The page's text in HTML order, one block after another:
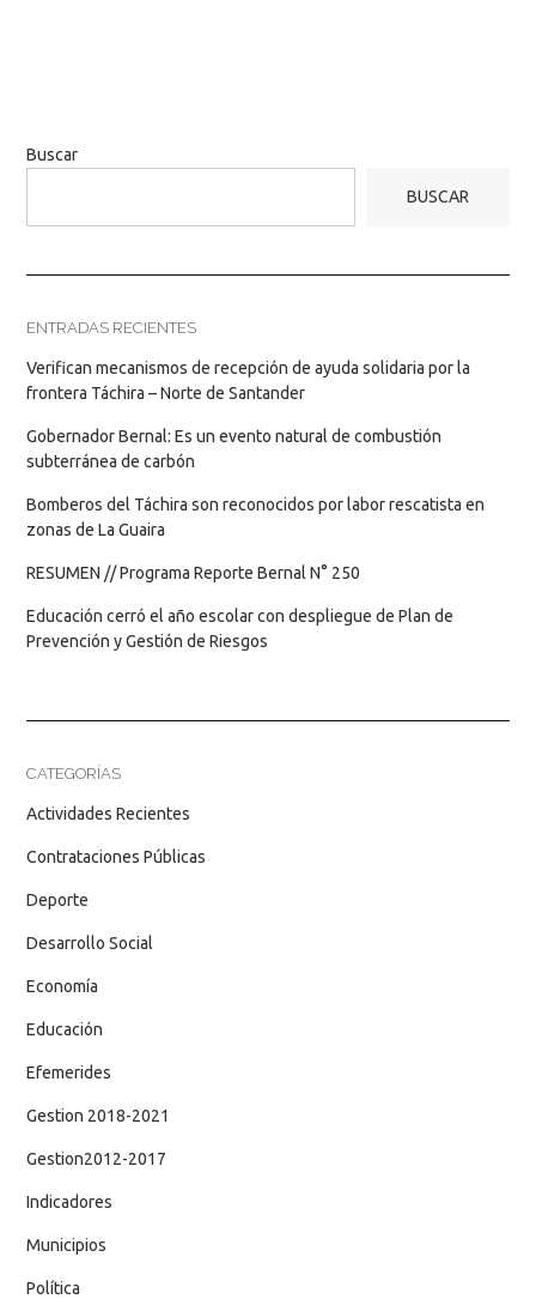
Buscar
BUSCAR
ENTRADAS RECIENTES
Verifican mecanismos de recepción de ayuda solidaria por la
frontera Táchira – Norte de Santander
Gobernador Bernal: Es un evento natural de combustión
subterránea de carbón
Bomberos del Táchira son reconocidos por labor rescatista en
zonas de La Guaira
RESUMEN // Programa Reporte Bernal N° 250
Educación cerró el año escolar con despliegue de Plan de
Prevención y Gestión de Riesgos
CATEGORÍAS
Actividades Recientes
Contrataciones Públicas
Deporte
Desarrollo Social
Economía
Educación
Efemerides
Gestion 2018-2021
Gestion2012-2017
Indicadores
Municipios
Política